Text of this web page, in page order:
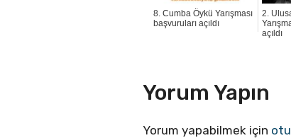
8. Cumba Öykü Yarışması
başvuruları açıldı
2.
açıldı
Yorum Yapın
Yorum yapabilmek için